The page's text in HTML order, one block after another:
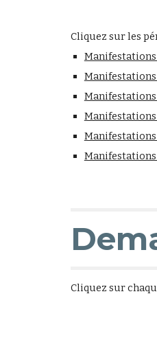
Cliquez sur les
Manifestations
Manifestations
Manifestations
Manifestations
Manifestations
Manifestations
Cliquez sur